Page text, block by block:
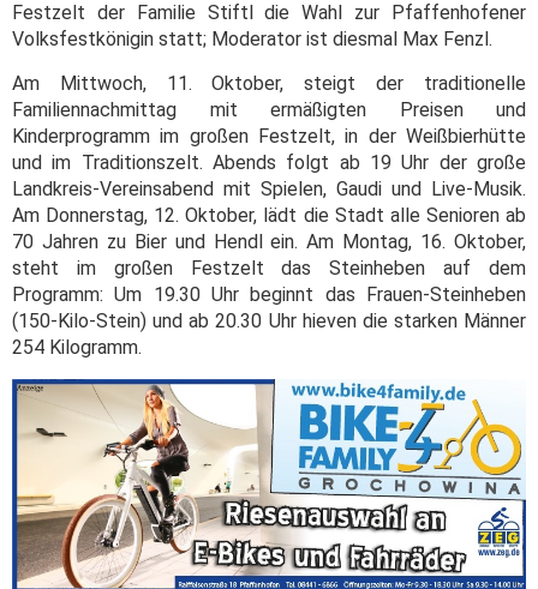
Festzelt der Familie Stiftl die Wahl zur Pfaffenhofener
Volksfestkönigin statt; Moderator ist diesmal Max Fenzl.
Am Mittwoch, 11. Oktober, steigt der traditionelle
Familiennachmittag mit ermäßigten Preisen und
Kinderprogramm im großen Festzelt, in der Weißbierhütte
und im Traditionszelt. Abends folgt ab 19 Uhr der große
Landkreis-Vereinsabend mit Spielen, Gaudi und Live-Musik.
Am Donnerstag, 12. Oktober, lädt die Stadt alle Senioren ab
70 Jahren zu Bier und Hendl ein. Am Montag, 16. Oktober,
steht im großen Festzelt das Steinheben auf dem
Programm: Um 19.30 Uhr beginnt das Frauen-Steinheben
(150-Kilo-Stein) und ab 20.30 Uhr hieven die starken Männer
254 Kilogramm.